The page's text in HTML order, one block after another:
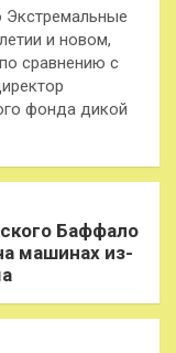
и новом,
сравнению с
фонда дикой
Баффало
машинах из-